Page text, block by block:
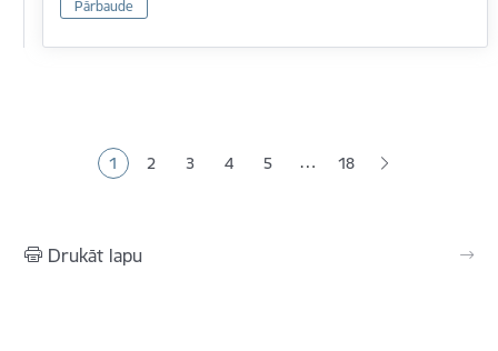
Pārbaude
Pašreizējā lapa
1 Lapa
2 Lapa
3 Lapa
4 Lapa
5 … 18
Drukāt lapu